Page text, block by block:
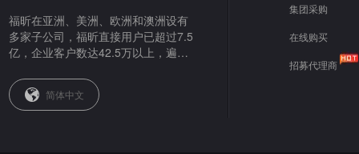
福昕在亚洲、美洲、欧洲和澳洲设有
多家子公司，福昕直接用户已超过7.5
亿，企业客户数达42.5万以上，遍布
简体中文
集团采购
在线购买
招募代理商